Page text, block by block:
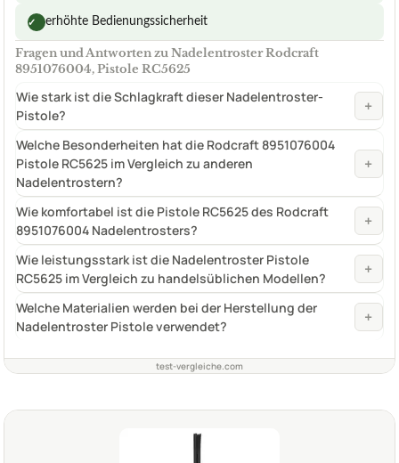
✓ erhöhte Bedienungssicherheit
Fragen und Antworten zu Nadelentroster Rodcraft
8951076004, Pistole RC5625
Wie stark ist die Schlagkraft dieser Nadelentroster-
Pistole?
+
Welche Besonderheiten hat die Rodcraft 8951076004
Pistole RC5625 im Vergleich zu anderen
Nadelentrostern?
+
Wie komfortabel ist die Pistole RC5625 des Rodcraft
8951076004 Nadelentrosters?
+
Wie leistungsstark ist die Nadelentroster Pistole
RC5625 im Vergleich zu handelsüblichen Modellen?
+
Welche Materialien werden bei der Herstellung der
Nadelentroster Pistole verwendet?
+
test-vergleiche.com